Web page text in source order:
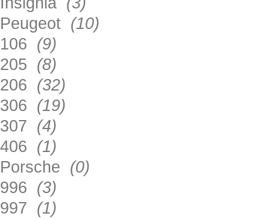
Peugeot (10)
106 (9)
205 (8)
206 (32)
306 (19)
307 (4)
406 (1)
Porsche (0)
996 (3)
997 (1)